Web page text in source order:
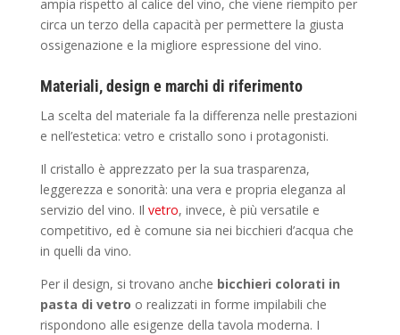
ampia rispetto al calice del vino, che viene riempito per
circa un terzo della capacità per permettere la giusta
ossigenazione e la migliore espressione del vino.
Materiali, design e marchi di riferimento
La scelta del materiale fa la differenza nelle prestazioni
e nell’estetica: vetro e cristallo sono i protagonisti.
Il cristallo è apprezzato per la sua trasparenza,
leggerezza e sonorità: una vera e propria eleganza al
servizio del vino. Il vetro, invece, è più versatile e
competitivo, ed è comune sia nei bicchieri d’acqua che
in quelli da vino.
Per il design, si trovano anche bicchieri colorati in
pasta di vetro o realizzati in forme impilabili che
rispondono alle esigenze della tavola moderna. I